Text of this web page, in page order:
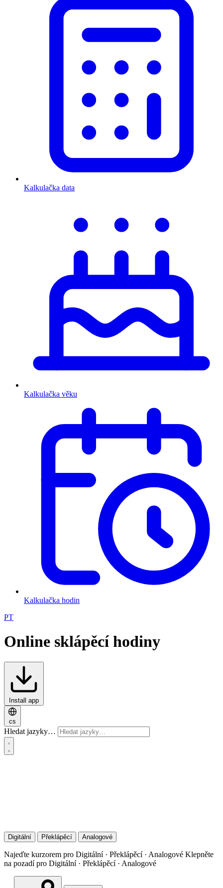
Kalkulačka data
Kalkulačka věku
Kalkulačka hodin
PT
Online sklápěcí hodiny
Install app
cs
Hledat jazyky…
Digitální Překlápěcí Analogové
Najeďte kurzorem pro Digitální · Překlápěcí · Analogové Klepněte
na pozadí pro Digitální · Překlápěcí · Analogové